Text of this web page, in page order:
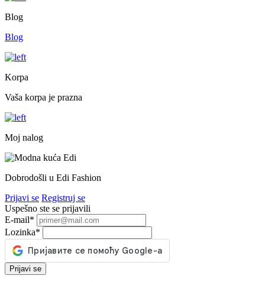
Blog
Blog
Korpa
Vaša korpa je prazna
Moj nalog
Dobrodošli u Edi Fashion
Prijavi se Registruj se
Uspešno ste se prijavili
E-mail*
Lozinka*
Prijavi se